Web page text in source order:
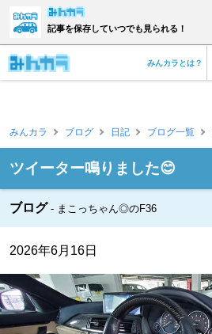
記事を保存していつでも見られる！
みんカラとは？
みんカラ ブログ 日記 ブログ一覧
ツイーター鳴りました😊
ブログ まこっちゃん◎のF36
2026年6月16日